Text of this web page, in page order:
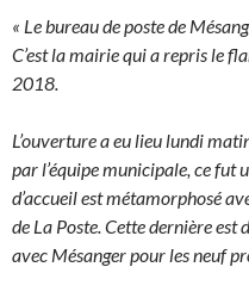
« Le bureau de poste de
C’est la mairie qui a repris le
2018.
L’ouverture a eu lieu lundi
par l’équipe municipale, ce fut
d’accueil est métamorphosé
de La Poste. Cette dernière
avec Mésanger pour les neuf